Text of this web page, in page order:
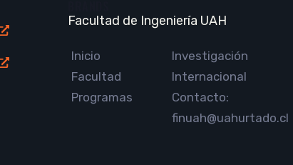
Facultad de Ingeniería UAH
Inicio
Facultad
Programas
Investigación
Internacional
Contacto:
finuah@uahurtado.cl